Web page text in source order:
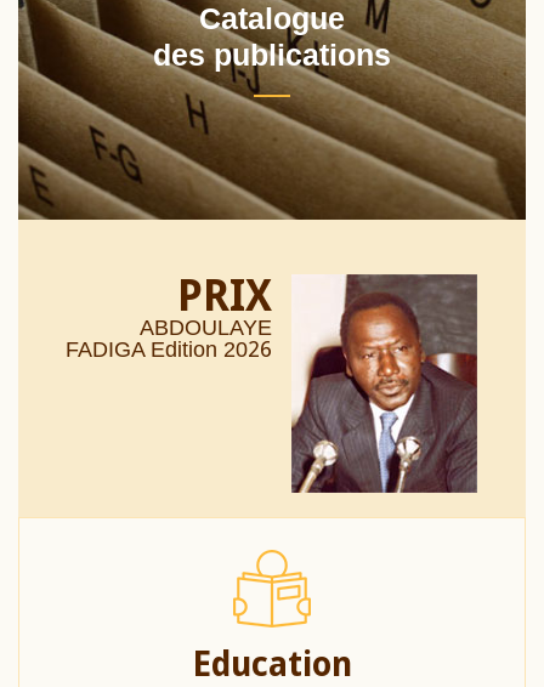
Catalogue
des publications
PRIX
ABDOULAYE
FADIGA Edition 2026
Education